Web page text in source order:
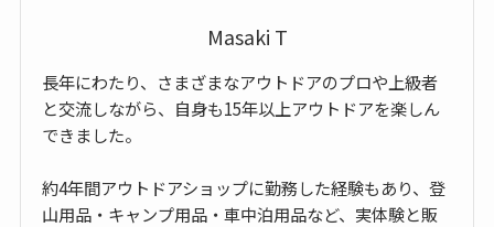
Masaki T
長年にわたり、さまざまなアウトドアのプロや上級者
と交流しながら、自身も15年以上アウトドアを楽しん
できました。
約4年間アウトドアショップに勤務した経験もあり、登
山用品・キャンプ用品・車中泊用品など、実体験と販